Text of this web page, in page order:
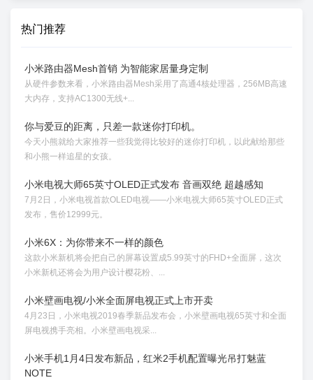
热门推荐
小米路由器Mesh首销 为智能家居量身定制
从硬件参数来看，小米路由器Mesh采用了高通4核处理器，256MB高速
大内存，支持AC1300无线+...
你与爱豆的距离，只差一款迷你打印机。
今天小熊就给大家推荐一些我觉得比较好的迷你打印机，以此献给那些
和小熊一样追星的女孩。
小米电视大师65英寸OLED正式发布 音画双绝 超越感知
7月2日，小米电视首款OLED电视——小米电视大师65英寸OLED正式
发布，售价12999元。
小米6X：为你带来不一样的颜色
这款小米新机将会把自己的屏幕设置成5.99英寸的FHD+全面屏，这次
小米新机还将会为用户设计樱花粉、...
小米壁画电视/小米全面屏电视正式上市开卖
4月23日，小米电视2019春季新品发布会，小米壁画电视65英寸和全面
屏电视携手亮相。小米壁画电视采...
小米手机1月4日发布新品，红米2手机配置曝光吊打魅蓝
NOTE